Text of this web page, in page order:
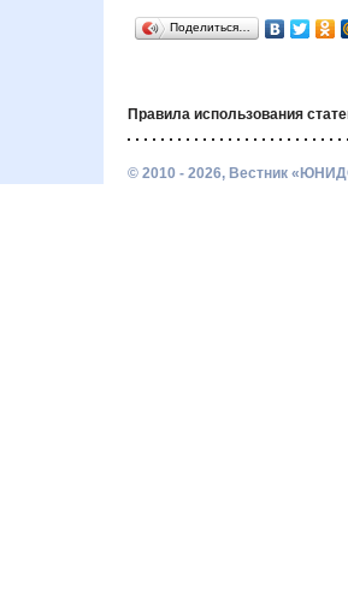
Поделиться…
Правила использования
© 2010 - 2026, Вестник